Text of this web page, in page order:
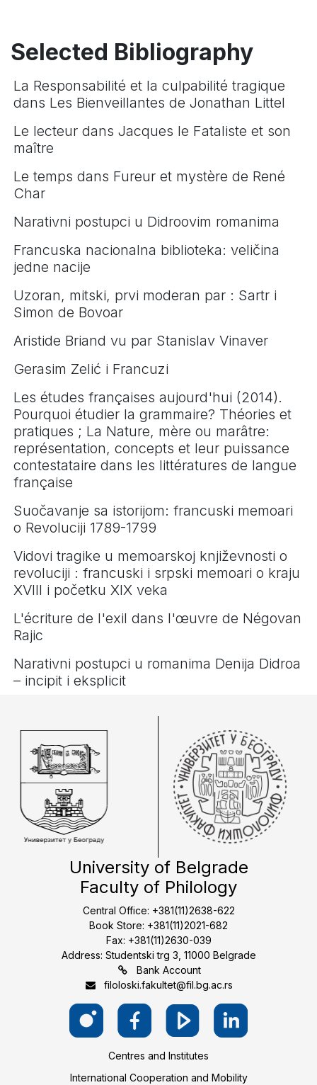
Selected Bibliography
La Responsabilité et la culpabilité tragique
dans Les Bienveillantes de Jonathan Littel
Le lecteur dans Jacques le Fataliste et son
maître
Le temps dans Fureur et mystère de René
Char
Narativni postupci u Didroovim romanima
Francuska nacionalna biblioteka: veličina
jedne nacije
Uzoran, mitski, prvi moderan par : Sartr i
Simon de Bovoar
Aristide Briand vu par Stanislav Vinaver
Gerasim Zelić i Francuzi
Les études françaises aujourd'hui (2014).
Pourquoi étudier la grammaire? Théories et
pratiques ; La Nature, mère ou marâtre:
représentation, concepts et leur puissance
contestataire dans les littératures de langue
française
Suočavanje sa istorijom: francuski memoari
o Revoluciji 1789-1799
Vidovi tragike u memoarskoj književnosti o
revoluciji : francuski i srpski memoari o kraju
XVIII i početku XIX veka
L'écriture de l'exil dans l'œuvre de Négovan
Rajic
Narativni postupci u romanima Denija Didroa
– incipit i eksplicit
University of Belgrade
Faculty of Philology
Central Office: +381(11)2638-622
Book Store: +381(11)2021-682
Fax: +381(11)2630-039
Address: Studentski trg 3, 11000 Belgrade
Bank Account
filoloski.fakultet@fil.bg.ac.rs
Centres and Institutes
International Cooperation and Mobility